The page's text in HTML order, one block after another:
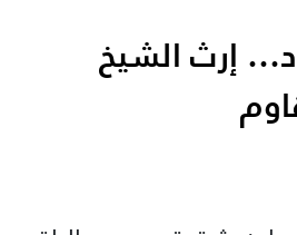
إرث الشيخ